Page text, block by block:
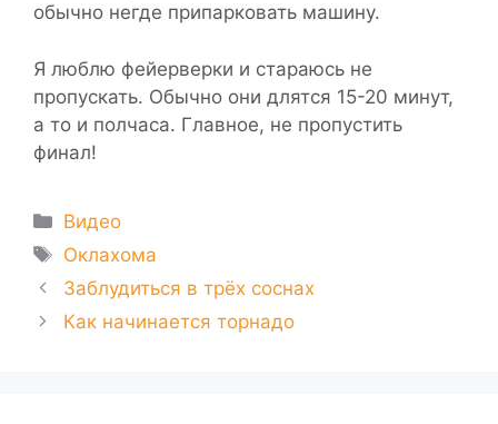
обычно негде припарковать машину.
Я люблю фейерверки и стараюсь не
пропускать. Обычно они длятся 15-20 минут,
а то и полчаса. Главное, не пропустить
финал!
Рубрики
Видео
Метки
Оклахома
Заблудиться в трёх соснах
Как начинается торнадо